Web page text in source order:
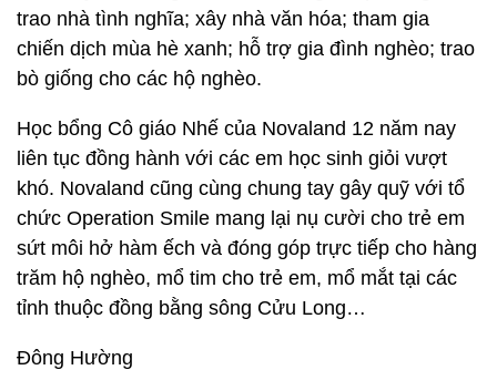
trao nhà tình nghĩa; xây nhà văn hóa; tham gia
chiến dịch mùa hè xanh; hỗ trợ gia đình nghèo; trao
bò giống cho các hộ nghèo.
Học bổng Cô giáo Nhế của Novaland 12 năm nay
liên tục đồng hành với các em học sinh giỏi vượt
khó. Novaland cũng cùng chung tay gây quỹ với tổ
chức Operation Smile mang lại nụ cười cho trẻ em
sứt môi hở hàm ếch và đóng góp trực tiếp cho hàng
trăm hộ nghèo, mổ tim cho trẻ em, mổ mắt tại các
tỉnh thuộc đồng bằng sông Cửu Long…
Đông Hường